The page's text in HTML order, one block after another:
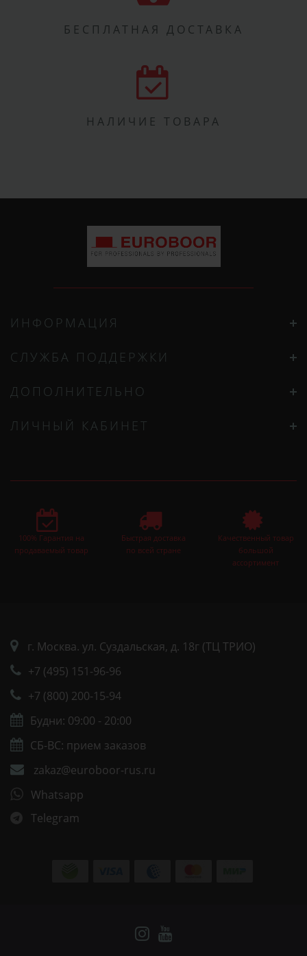
БЕСПЛАТНАЯ ДОСТАВКА
НАЛИЧИЕ ТОВАРА
ИНФОРМАЦИЯ
СЛУЖБА ПОДДЕРЖКИ
ДОПОЛНИТЕЛЬНО
ЛИЧНЫЙ КАБИНЕТ
100% Гарантия на
продаваемый товар
Быстрая доставка
по всей стране
Качественный товар
большой
ассортимент
г. Москва. ул. Суздальская, д. 18г (ТЦ ТРИО)
+7 (495) 151-96-96
+7 (800) 200-15-94
Будни: 09:00 - 20:00
СБ-ВС: прием заказов
zakaz@euroboor-rus.ru
Whatsapp
Telegram